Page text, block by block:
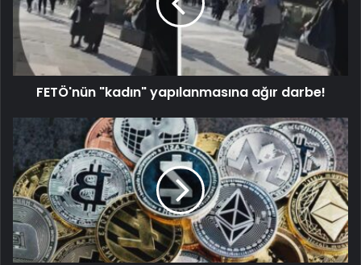
FETÖ'nün "kadın" yapılanmasına ağır darbe!